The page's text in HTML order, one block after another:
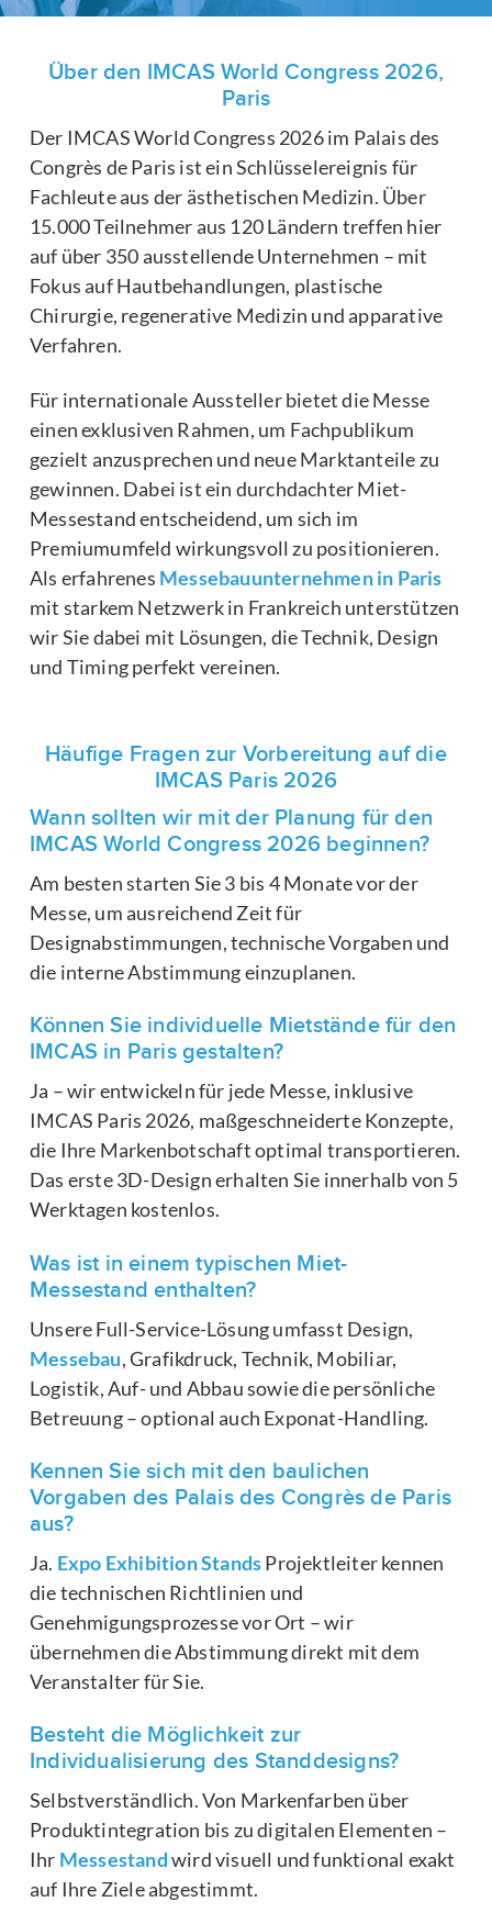
Über den IMCAS World Congress 2026,
Paris
Der IMCAS World Congress 2026 im Palais des
Congrès de Paris ist ein Schlüsselereignis für
Fachleute aus der ästhetischen Medizin. Über
15.000 Teilnehmer aus 120 Ländern treffen hier
auf über 350 ausstellende Unternehmen – mit
Fokus auf Hautbehandlungen, plastische
Chirurgie, regenerative Medizin und apparative
Verfahren.
Für internationale Aussteller bietet die Messe
einen exklusiven Rahmen, um Fachpublikum
gezielt anzusprechen und neue Marktanteile zu
gewinnen. Dabei ist ein durchdachter Miet-
Messestand entscheidend, um sich im
Premiumumfeld wirkungsvoll zu positionieren.
Als erfahrenes Messebauunternehmen in Paris
mit starkem Netzwerk in Frankreich unterstützen
wir Sie dabei mit Lösungen, die Technik, Design
und Timing perfekt vereinen.
Häufige Fragen zur Vorbereitung auf die
IMCAS Paris 2026
Wann sollten wir mit der Planung für den
IMCAS World Congress 2026 beginnen?
Am besten starten Sie 3 bis 4 Monate vor der
Messe, um ausreichend Zeit für
Designabstimmungen, technische Vorgaben und
die interne Abstimmung einzuplanen.
Können Sie individuelle Mietstände für den
IMCAS in Paris gestalten?
Ja – wir entwickeln für jede Messe, inklusive
IMCAS Paris 2026, maßgeschneiderte Konzepte,
die Ihre Markenbotschaft optimal transportieren.
Das erste 3D-Design erhalten Sie innerhalb von 5
Werktagen kostenlos.
Was ist in einem typischen Miet-
Messestand enthalten?
Unsere Full-Service-Lösung umfasst Design,
Messebau, Grafikdruck, Technik, Mobiliar,
Logistik, Auf- und Abbau sowie die persönliche
Betreuung – optional auch Exponat-Handling.
Kennen Sie sich mit den baulichen
Vorgaben des Palais des Congrès de Paris
aus?
Ja. Expo Exhibition StandsProjektleiter kennen
die technischen Richtlinien und
Genehmigungsprozesse vor Ort – wir
übernehmen die Abstimmung direkt mit dem
Veranstalter für Sie.
Besteht die Möglichkeit zur
Individualisierung des Standdesigns?
Selbstverständlich. Von Markenfarben über
Produktintegration bis zu digitalen Elementen –
Ihr Messestandwird visuell und funktional exakt
auf Ihre Ziele abgestimmt.